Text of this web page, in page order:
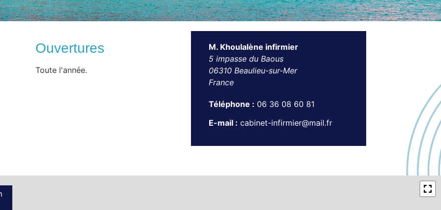
Ouvertures
Toute l'année.
M. Khoulalène infirmier
5 impasse du Baous
06310 Beaulieu-sur-Mer
France
Téléphone : 06 36 08 60 81
E-mail : cabinet-infirmier@mail.fr